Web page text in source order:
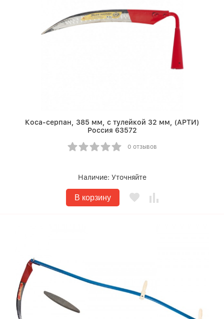
Коса-серпан, 385 мм, с тулейкой 32 мм, (АРТИ)
Россия 63572
0 отзывов
Наличие: Уточняйте
В корзину